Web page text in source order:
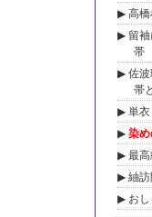
高
留
帯
佐
帯
単
染
最
紬
お